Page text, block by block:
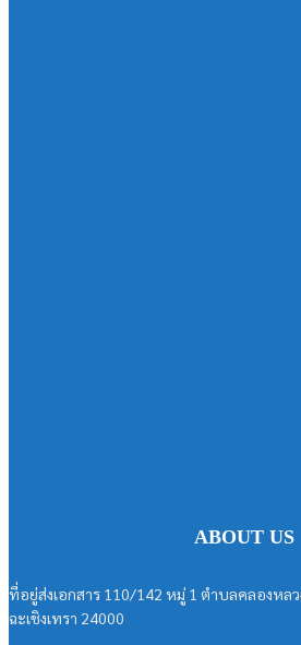
ABOUT US
ที่อยู่ส่งเอกสาร 110/142 หมู่ 1 ตำบลคลองหลว
ฉะเชิงเทรา 24000